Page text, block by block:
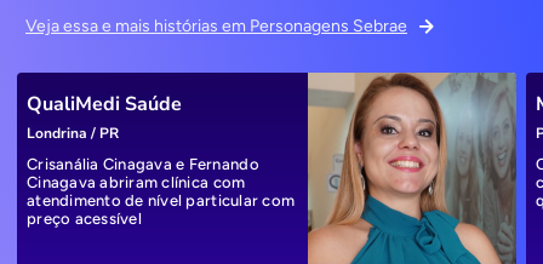
Veja essa e mais histórias em Personagens Sebrae
QualiMedi Saúde
Londrina / PR
Crisanália Cinagava e Fernando
Cinagava abriram clínica com
atendimento de nível particular com
preço acessível